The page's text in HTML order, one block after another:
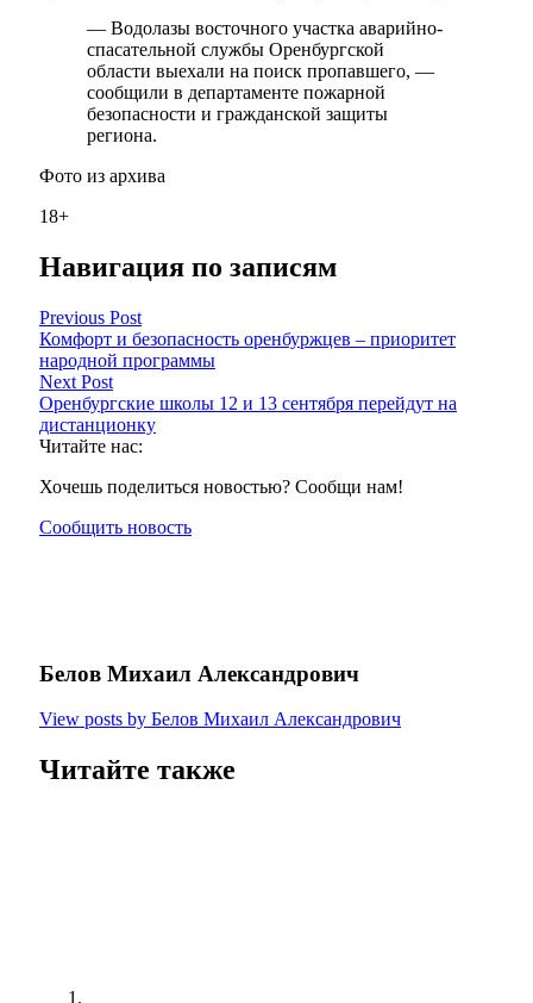
— Водолазы восточного участка аварийно-
спасательной службы Оренбургской
области выехали на поиск пропавшего, —
сообщили в департаменте пожарной
безопасности и гражданской защиты
региона.
Фото из архива
18+
Навигация по записям
Previous Post
Комфорт и безопасность оренбуржцев – приоритет
народной программы
Next Post
Оренбургские школы 12 и 13 сентября перейдут на
дистанционку
Читайте нас:
Хочешь поделиться новостью? Сообщи нам!
Сообщить новость
Белов Михаил Александрович
View posts by Белов Михаил Александрович
Читайте также